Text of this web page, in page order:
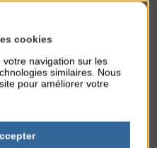
cookies
navigation sur les
similaires. Nous
pour améliorer votre